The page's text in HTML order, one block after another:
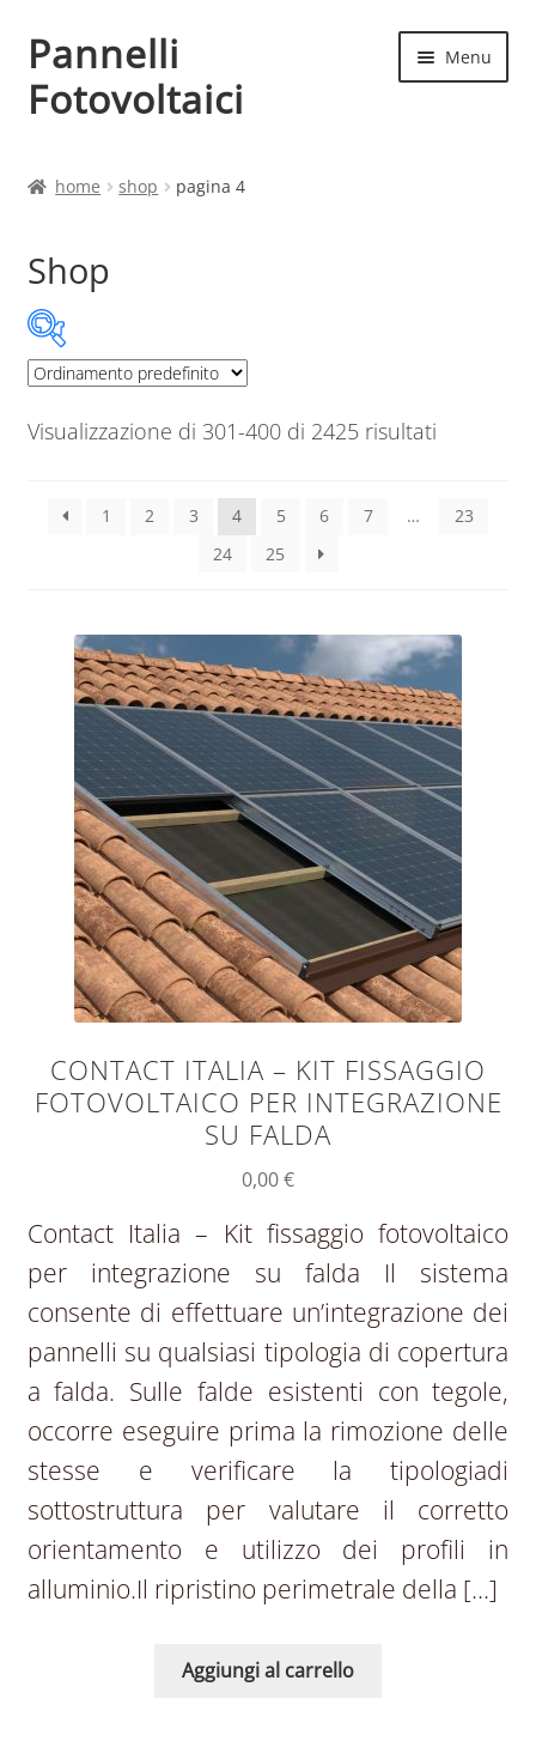
Vai
alla
navigazione
Vai
al
contenuto
Pannelli
Fotovoltaici
Menu
Checkout
Chi siamo
home shop pagina 4
Shop
Categorie prodotto
Corrente
Potenza pannelli votovoltaici
Produttore
Visualizzazione di 301-400 di 2425 risultati
1 2 3 4 5 6 7 …
23
24
25
CONTACT ITALIA – KIT FISSAGGIO
FOTOVOLTAICO PER INTEGRAZIONE
SU FALDA
0,00€
Contact Italia – Kit fissaggio fotovoltaico
per integrazione su falda Il sistema
consente di effettuare un’integrazione dei
pannelli su qualsiasi tipologia di copertura
a falda. Sulle falde esistenti con tegole,
occorre eseguire prima la rimozione delle
stesse e verificare la tipologiadi
sottostruttura per valutare il corretto
orientamento e utilizzo dei profili in
alluminio.Il ripristino perimetrale della […]
Aggiungi al carrello